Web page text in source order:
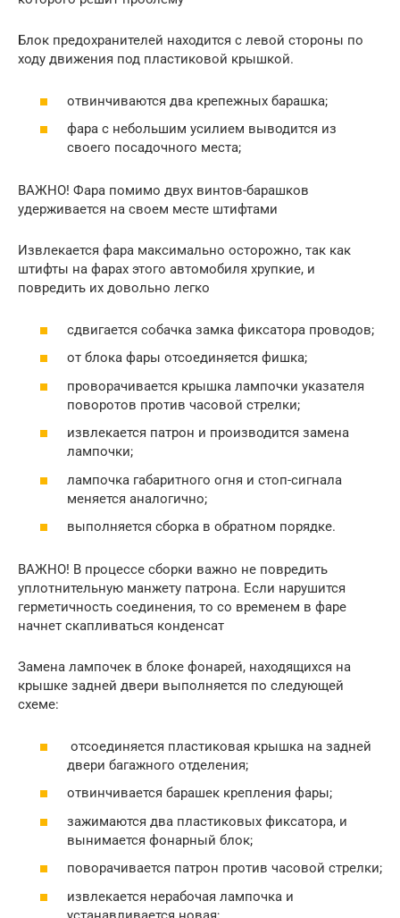
Блок предохранителей находится с левой стороны по
ходу движения под пластиковой крышкой.
отвинчиваются два крепежных барашка;
фара с небольшим усилием выводится из
своего посадочного места;
ВАЖНО! Фара помимо двух винтов-барашков
удерживается на своем месте штифтами
Извлекается фара максимально осторожно, так как
штифты на фарах этого автомобиля хрупкие, и
повредить их довольно легко
сдвигается собачка замка фиксатора проводов;
от блока фары отсоединяется фишка;
проворачивается крышка лампочки указателя
поворотов против часовой стрелки;
извлекается патрон и производится замена
лампочки;
лампочка габаритного огня и стоп-сигнала
меняется аналогично;
выполняется сборка в обратном порядке.
ВАЖНО! В процессе сборки важно не повредить
уплотнительную манжету патрона. Если нарушится
герметичность соединения, то со временем в фаре
начнет скапливаться конденсат
Замена лампочек в блоке фонарей, находящихся на
крышке задней двери выполняется по следующей
схеме:
отсоединяется пластиковая крышка на задней
двери багажного отделения;
отвинчивается барашек крепления фары;
зажимаются два пластиковых фиксатора, и
вынимается фонарный блок;
поворачивается патрон против часовой стрелки;
извлекается нерабочая лампочка и